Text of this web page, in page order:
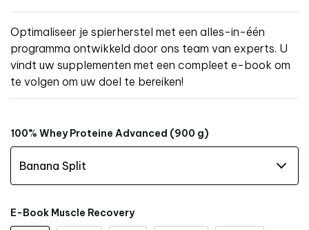
Optimaliseer je spierherstel met een alles-in-één
programma ontwikkeld door ons team van experts. U
vindt uw supplementen met een compleet e-book om
te volgen om uw doel te bereiken!
100% Whey Proteine Advanced (900 g)
E-Book Muscle Recovery